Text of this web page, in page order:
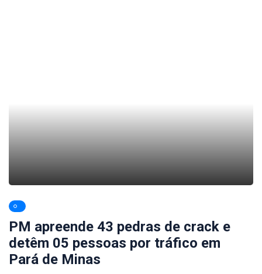
PM apreende 43 pedras de crack e
detêm 05 pessoas por tráfico em
Pará de Minas